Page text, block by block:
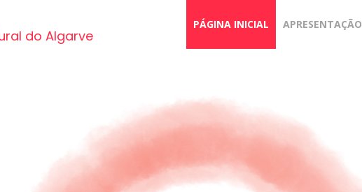
PÁGINA INICIAL APRESENTAÇÃO
do Algarve
LORETTA